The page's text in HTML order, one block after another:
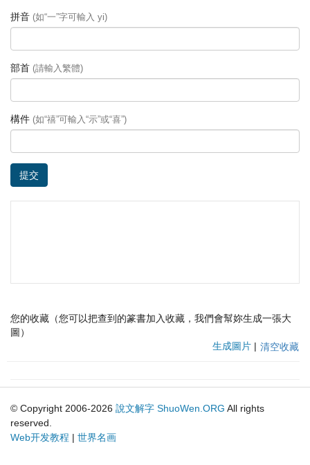
拼音 (如“一”字可輸入 yi)
部首 (請輸入繁體)
構件 (如“禧”可輸入“示”或“喜”)
提交
您的收藏（您可以把查到的篆書加入收藏，我們會幫妳生成一張大
圖）
生成圖片 | 清空收藏
© Copyright 2006-2026 說文解字 ShuoWen.ORG All rights
reserved.
Web开发教程 | 世界名画